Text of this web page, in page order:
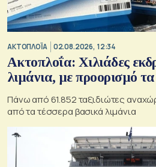
ΑΚΤΟΠΛΟΪΑ 02.08.2026, 12:34
Ακτοπλοΐα: Χιλιάδες
λιμάνια, με προορισμό
Πάνω από 61.852 ταξιδιώτες
από τα τέσσερα βασικά λιμάνια